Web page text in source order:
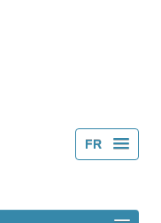
FR